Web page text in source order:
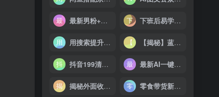
最新男粉+女粉通吃不封号玩法瑜伽美女掘金，日入2500+ 下班后易学易做100个赚钱小生意
用搜索提升收入，掌握最热门的职场技能（完结） 【揭秘】蓝海拼多多不露脸直播，11 月最新玩法，单天变现 3000+ 素人读稿即可
抖音199清华大学博士李一舟互联网创业课【112集+资料文档】 最新AI一键生成财神爷，刷爆新年祝福流量，一天变现2000+
揭秘外面收费 688 的抖音直播伴侣新规则跳过投稿或开播指标 零食带货新玩法18天9.6w佣金，几分钟一个作品（附快速破千粉方法）